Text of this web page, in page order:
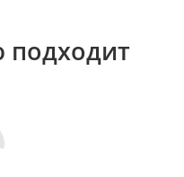
подходит